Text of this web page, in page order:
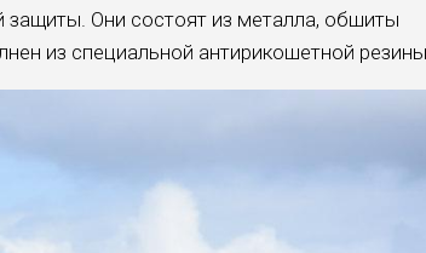
защиты. Они состоят из металла, обшиты
из специальной антирикошетной